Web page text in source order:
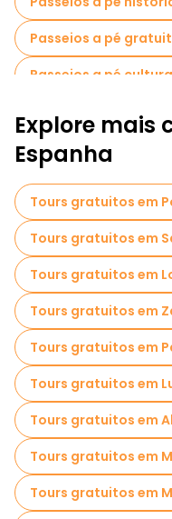
Passeios a pé
Passeios a pé
Passeios a pé
Visita guiada
Explore mais
Espanha
Tours gratuitos em
Tours gratuitos em
Tours gratuitos em
Tours gratuitos em
Tours gratuitos em
Tours gratuitos em
Tours gratuitos em
Tours gratuitos em
Tours gratuitos em